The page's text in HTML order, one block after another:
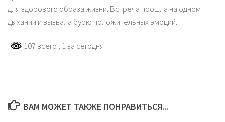
для здорового образа жизни. Встреча прошла на одном
дыхании и вызвала бурю положительных эмоций.
107 всего , 1 за сегодня
ВАМ МОЖЕТ ТАКЖЕ ПОНРАВИТЬСЯ...